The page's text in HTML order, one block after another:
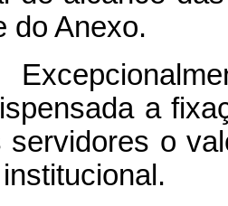
do Anexo.
a
servidores o